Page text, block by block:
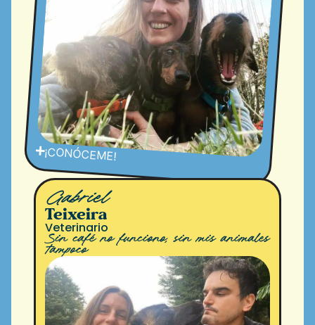
¡CONÓCEME!
Gabriel
Teixeira
Veterinario
Sin café no funciono, sin mis animales
tampoco